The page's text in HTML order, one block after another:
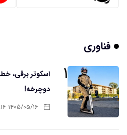
فناوری
۱
اسکوتر برقی،
دوچرخه!
۱۴۰۵/۰۵/۱۶ ۱۸:۱۶